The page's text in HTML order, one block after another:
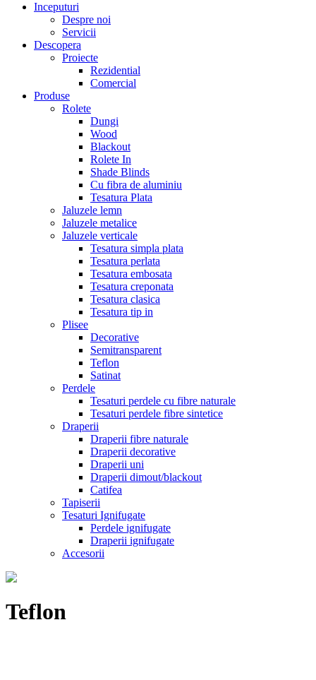
Inceputuri
Despre noi
Servicii
Descopera
Proiecte
Rezidential
Comercial
Produse
Rolete
Dungi
Wood
Blackout
Rolete In
Shade Blinds
Cu fibra de aluminiu
Tesatura Plata
Jaluzele lemn
Jaluzele metalice
Jaluzele verticale
Tesatura simpla plata
Tesatura perlata
Tesatura embosata
Tesatura creponata
Tesatura clasica
Tesatura tip in
Plisee
Decorative
Semitransparent
Teflon
Satinat
Perdele
Tesaturi perdele cu fibre naturale
Tesaturi perdele fibre sintetice
Draperii
Draperii fibre naturale
Draperii decorative
Draperii uni
Draperii dimout/blackout
Catifea
Tapiserii
Tesaturi Ignifugate
Perdele ignifugate
Draperii ignifugate
Accesorii
Teflon